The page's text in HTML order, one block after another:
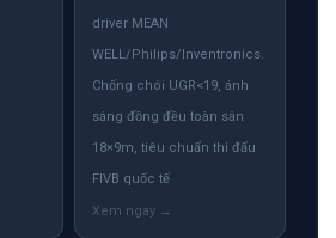
driver MEAN
WELL/Philips/Inventronics.
Chống chói UGR<19, ánh
sáng đồng đều toàn sân
18×9m, tiêu chuẩn thi đấu
FIVB quốc tế